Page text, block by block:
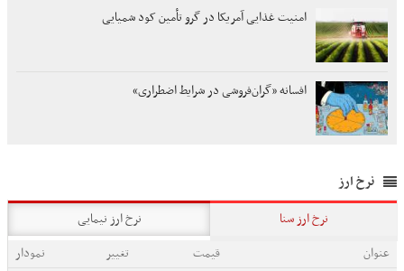
امنیت غذایی آمریکا در گرو تأمین کود شمیایی
افسانه «گران‌فروشی در شرایط اضطراری»
نرخ ارز
نرخ ارز سنا
نرخ ارز نیمایی
عنوان
قیمت تغییر
نمودار